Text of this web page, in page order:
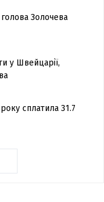
голова Золочева
у Швейцарії,
сплатила 31.7